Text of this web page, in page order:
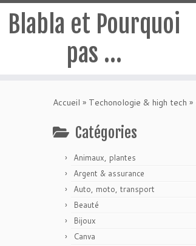
Blabla et Pourquoi
pas …
Accueil » Techonologie & high tech »
Catégories
Animaux, plantes
Argent & assurance
Auto, moto, transport
Beauté
Bijoux
Canva